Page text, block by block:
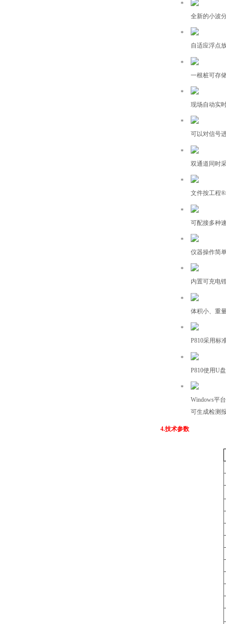
全新的小波
自适应浮点
一根桩可存
现场自动实
可以对信号
双通道同时
文件按工程®
可配接多种
仪器操作简
内置可充电
体积小、重
P810采用标
P810使用U
Windows平
可生成检测
4.技术参数